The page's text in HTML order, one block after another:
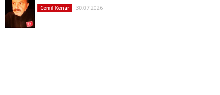
Cemil Kenar 30.07.2026